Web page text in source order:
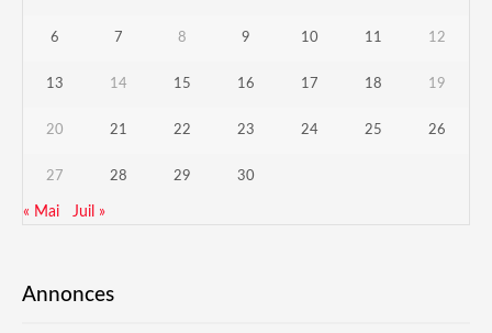
6 7 8 9 10 11 12
13 14 15 16 17 18 19
20 21 22 23 24 25 26
27 28 29 30
« Mai Juil »
Annonces